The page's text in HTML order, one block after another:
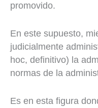
promovido.
En este supuesto,
judicialmente
hoc, definitivo) la
normas de la
Es en esta figura